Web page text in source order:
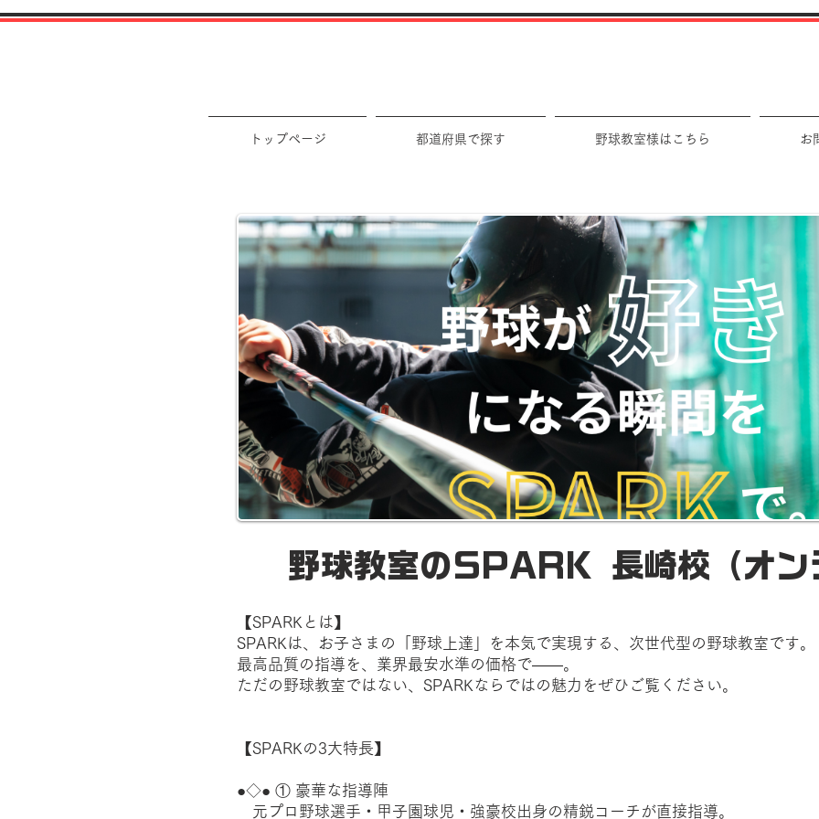
トップページ 都道府県で探す 野球教室様はこちら お
野球教室のSPARK 長崎校（オン
【SPARKとは】
SPARKは、お子さまの「野球上達」を本気で実現する、次世代型の野球教室です。
最高品質の指導を、業界最安水準の価格で——。
ただの野球教室ではない、SPARKならではの魅力をぜひご覧ください。
【SPARKの3大特長】
●◇● ① 豪華な指導陣
元プロ野球選手・甲子園球児・強豪校出身の精鋭コーチが直接指導。